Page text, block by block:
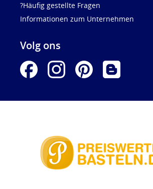
?Häufig gestellte Fragen
Informationen zum Unternehmen
Volg ons